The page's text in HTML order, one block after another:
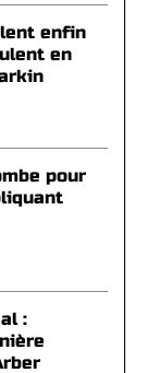
enfin
en
pour
: